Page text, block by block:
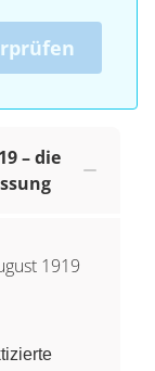
– die
1919